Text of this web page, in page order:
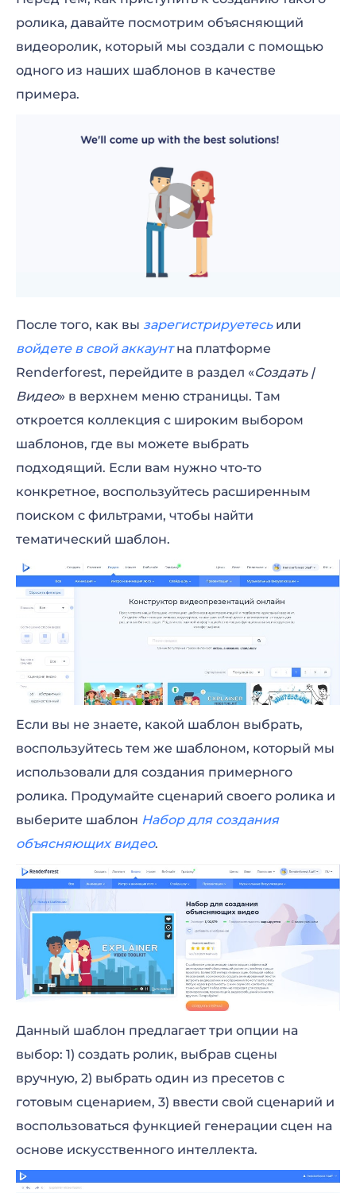
ролика, давайте посмотрим объясняющий
видеоролик, который мы создали с помощью
одного из наших шаблонов в качестве
примера.
После того, как вы зарегистрируетесьили
войдете в свой аккаунтна платформе
Renderforest, перейдите в раздел «Создать |
Видео» в верхнем меню страницы. Там
откроется коллекция с широким выбором
шаблонов, где вы можете выбрать
подходящий. Если вам нужно что-то
конкретное, воспользуйтесь расширенным
поиском с фильтрами, чтобы найти
тематический шаблон.
Если вы не знаете, какой шаблон выбрать,
воспользуйтесь тем же шаблоном, который мы
использовали для создания примерного
ролика. Продумайте сценарий своего ролика и
выберите шаблон Набор для создания
объясняющих видео.
Данный шаблон предлагает три опции на
выбор: 1) создать ролик, выбрав сцены
вручную, 2) выбрать один из пресетов с
готовым сценарием, 3) ввести свой сценарий и
воспользоваться функцией генерации сцен на
основе искусственного интеллекта.